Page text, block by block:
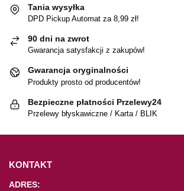
Tania wysyłka
DPD Pickup Automat za 8,99 zł!
90 dni na zwrot
Gwarancja satysfakcji z zakupów!
Gwarancja oryginalności
Produkty prosto od producentów!
Bezpieczne płatności Przelewy24
Przelewy błyskawiczne / Karta / BLIK
KONTAKT
ADRES: